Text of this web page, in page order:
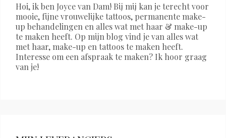
Hoi, ik ben Joyce van Dam! Bij mij kan je terecht voor
mooie, fijne vrouwelijke tattoos, permanente make-
up behandelingen en alles wat met haar & make-up
te maken heeft. Op mijn blog vind je van alles wat
met haar, make-up en tattoos te maken heeft.
Interesse om een afspraak te maken? Ik hoor graag
van je!